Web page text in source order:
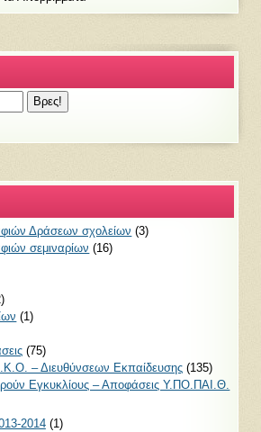
Δράσεων σχολείων (3)
σεμιναρίων (16)
(1)
(75)
– Διευθύνσεων Εκπαίδευσης (135)
Εγκυκλίους – Αποφάσεις Υ.ΠΟ.ΠΑΙ.Θ.
2014(1)